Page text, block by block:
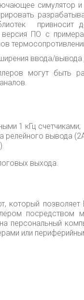
симулятор
привносит
версия ПО с
ввода/вывода
могут быть
1 кГц счетчиками;
релейного вывода
выхода.
который
посредством
персональный
или